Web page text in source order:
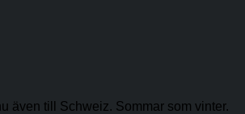
även till Schweiz. Sommar som vinter.